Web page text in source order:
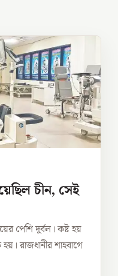
চীন, সেই
পেশি দুর্বল। কষ্ট হয়
রাজধানীর শাহবাগে